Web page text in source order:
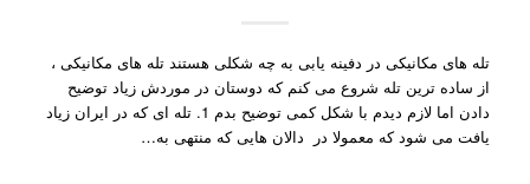
تله های مکانیکی در دفینه یابی به چه شکلی هستند تله های مکانیکی ،
از ساده ترین تله شروع می کنم که دوستان در موردش زیاد توضیح
دادن اما لازم دیدم با شکل کمی توضیح بدم 1. تله ای که در ایران زیاد
یافت می شود که معمولا در دالان هایی که منتهی به…